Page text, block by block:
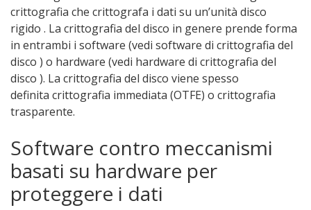
crittografia che crittografa i dati su un’unità disco
rigido . La crittografia del disco in genere prende forma
in entrambi i software (vedi software di crittografia del
disco ) o hardware (vedi hardware di crittografia del
disco ). La crittografia del disco viene spesso
definita crittografia immediata (OTFE) o crittografia
trasparente.
Software contro meccanismi
basati su hardware per
proteggere i dati